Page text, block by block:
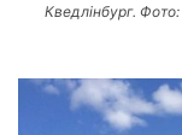
Кведлінбург. Фото: